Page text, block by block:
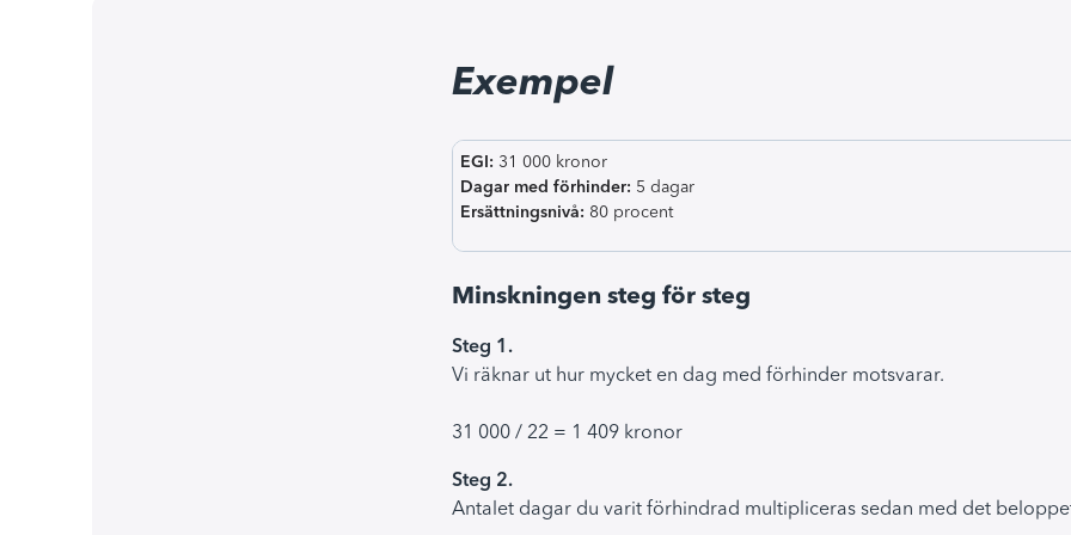
Exempel
EGI: 31 000 kronor
Dagar med förhinder: 5 dagar
Ersättningsnivå: 80 procent
Minskningen steg för steg
Steg 1.
Vi räknar ut hur mycket en dag med förhinder motsvarar.
31 000 / 22 = 1 409 kronor
Steg 2.
Antalet dagar du varit förhindrad multipliceras sedan med det